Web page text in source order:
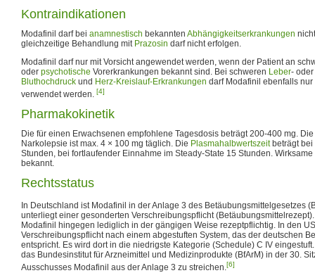
Kontraindikationen
Modafinil darf bei anamnestisch bekannten Abhängigkeitserkrankungen
gleichzeitige Behandlung mit Prazosin darf nicht erfolgen.
Modafinil darf nur mit Vorsicht angewendet werden, wenn der Patient an
oder psychotische Vorerkrankungen bekannt sind. Bei schweren Leber- oder
Bluthochdruck und Herz-Kreislauf-Erkrankungen darf Modafinil ebenfalls
verwendet werden. [4]
Pharmakokinetik
Die für einen Erwachsenen empfohlene Tagesdosis beträgt 200-400 mg.
Narkolepsie ist max. 4 × 100 mg täglich. Die Plasmahalbwertszeitbeträgt bei
Stunden, bei fortlaufender Einnahme im Steady-State 15 Stunden. Wirksame
bekannt.
Rechtsstatus
In Deutschland ist Modafinil in der Anlage 3 des Betäubungsmittelgesetzes
unterliegt einer gesonderten Verschreibungspflicht
Modafinil hingegen lediglich in der gängigen Weise rezeptpflichtig. In den
Verschreibungspflicht nach einem abgestuften System, das der deutschen
entspricht. Es wird dort in die niedrigste Kategorie (Schedule) C IV
das Bundesinstitut für Arzneimittel und Medizinprodukte (BfArM) in der 30.
Ausschusses Modafinil aus der Anlage 3 zu streichen.[6]